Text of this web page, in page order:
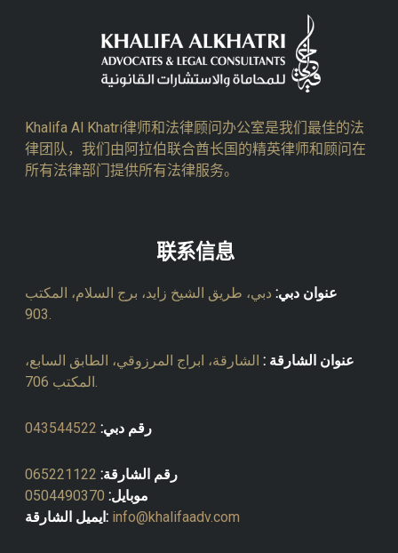
Khalifa Al Khatri律师和法律顾问办公室是我们最佳的法
律团队，我们由阿拉伯联合酋长国的精英律师和顾问在
所有法律部门提供所有法律服务。
联系信息
عنوان دبي: دبي، طريق الشيخ زايد، برج السلام، المكتب
عنوان الشارقة : الشارقة، ابراج المرزوقي، الطابق السابع،
رقم دبي: 043544522
رقم الشارقة: 065221122
موبايل: 0504490370
ايميل الشارقة: info@khalifaadv.com